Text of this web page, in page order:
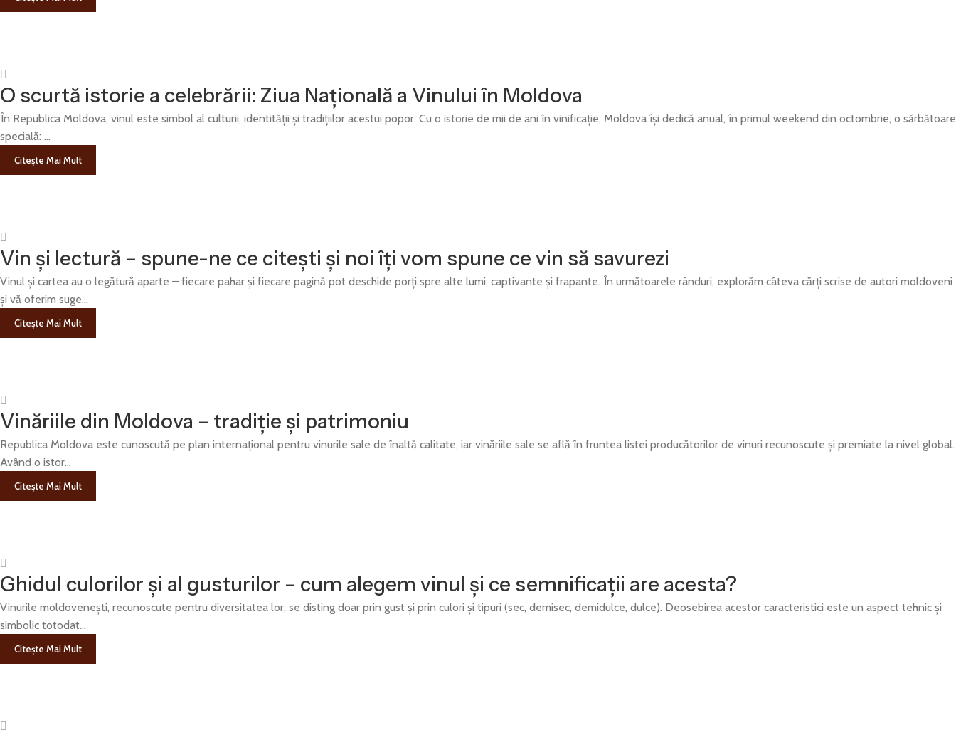
O scurtă istorie a celebrării: Ziua Națională a Vinului în Moldova
În Republica Moldova, vinul este simbol al culturii, identității și tradițiilor acestui popor. Cu o istorie de mii de ani în vinificație, Moldova își dedică anual, în primul weekend din octombrie, o sărbătoare
specială: ...
Citește Mai Mult
Vin și lectură – spune-ne ce citești și noi îți vom spune ce vin să savurezi
Vinul și cartea au o legătură aparte – fiecare pahar și fiecare pagină pot deschide porți spre alte lumi, captivante și frapante. În următoarele rânduri, explorăm câteva cărți scrise de autori moldoveni
și vă oferim suge...
Citește Mai Mult
Vinăriile din Moldova – tradiție și patrimoniu
Republica Moldova este cunoscută pe plan internațional pentru vinurile sale de înaltă calitate, iar vinăriile sale se află în fruntea listei producătorilor de vinuri recunoscute și premiate la nivel global.
Având o istor...
Citește Mai Mult
Ghidul culorilor și al gusturilor – cum alegem vinul și ce semnificații are acesta?
Vinurile moldovenești, recunoscute pentru diversitatea lor, se disting doar prin gust și prin culori și tipuri (sec, demisec, demidulce, dulce). Deosebirea acestor caracteristici este un aspect tehnic și
simbolic totodat...
Citește Mai Mult